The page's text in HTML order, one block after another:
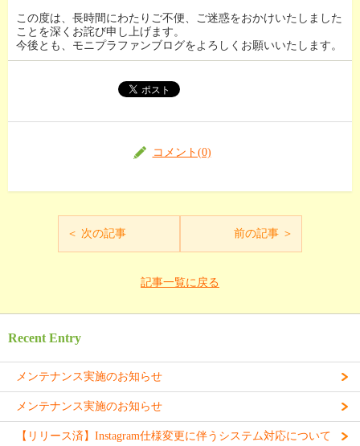
この度は、長時間にわたりご不便、ご迷惑をおかけいたしました
ことを深くお詫び申し上げます。
今後とも、モニプラファンブログをよろしくお願いいたします。
コメント(0)
＜ 次の記事 前の記事 ＞
記事一覧に戻る
Recent Entry
メンテナンス実施のお知らせ
メンテナンス実施のお知らせ
【リリース済】Instagram仕様変更に伴うシステム対応について